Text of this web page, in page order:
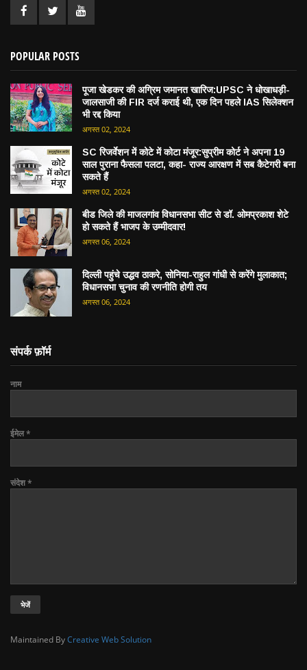
POPULAR POSTS
पूजा खेडकर की अग्रिम जमानत खारिज:UPSC ने धोखाधड़ी-
जालसाजी की FIR दर्ज कराई थी, एक दिन पहले IAS सिलेक्शन
भी रद्द किया
अगस्त 02, 2024
SC रिजर्वेशन में कोटे में कोटा मंजूर:सुप्रीम कोर्ट ने अपना 19
साल पुराना फैसला पलटा, कहा- राज्य आरक्षण में सब कैटेगरी बना
सकते हैं
अगस्त 02, 2024
बीड जिले की माजलगांव विधानसभा सीट से डॉ. ओमप्रकाश शेटे
हो सकते हैं भाजप के उम्मीदवार!
अगस्त 06, 2024
दिल्ली पहुंचे उद्धव ठाकरे, सोनिया-राहुल गांधी से करेंगे मुलाकात;
विधानसभा चुनाव की रणनीति होगी तय
अगस्त 06, 2024
संपर्क फ़ॉर्म
नाम
ईमेल*
संदेश*
Maintained ByCreative Web Solution